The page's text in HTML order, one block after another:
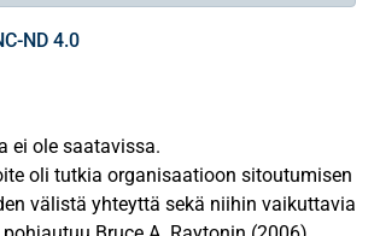
ND 4.0
ei ole saatavissa.
oli tutkia organisaatioon sitoutumisen
välistä yhteyttä sekä niihin vaikuttavia